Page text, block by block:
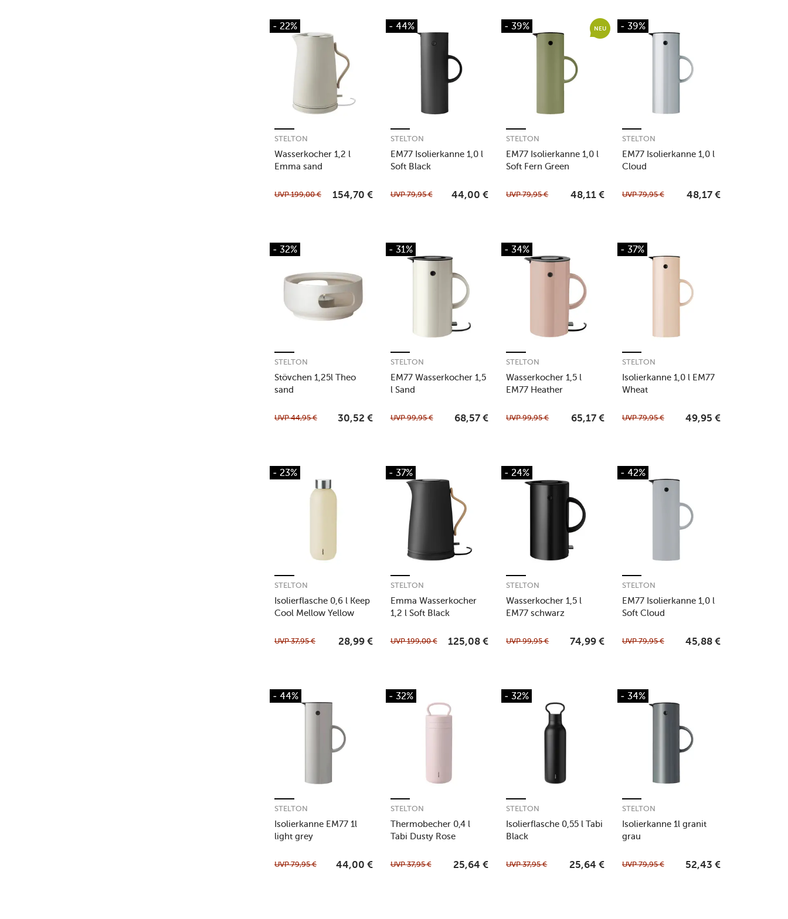
- 22%
Wasserkocher 1,2 l
Emma sand
STELTON
UVP199,00 € 154,70 €
- 44%
EM77 Isolierkanne 1,0 l
Soft Black
STELTON
UVP79,95 € 44,00 €
- 39% NEU
EM77 Isolierkanne 1,0 l
Soft Fern Green
STELTON
UVP79,95 € 48,11 €
- 39%
EM77 Isolierkanne 1,0 l
Cloud
STELTON
UVP79,95 € 48,17 €
- 32%
Stövchen 1,25l Theo
sand
STELTON
UVP44,95 € 30,52 €
- 31%
EM77 Wasserkocher 1,5
l Sand
STELTON
UVP99,95 € 68,57 €
- 34%
Wasserkocher 1,5 l
EM77 Heather
STELTON
UVP99,95 € 65,17 €
- 37%
Isolierkanne 1,0 l EM77
Wheat
STELTON
UVP79,95 € 49,95 €
- 23%
Isolierflasche 0,6 l Keep
Cool Mellow Yellow
STELTON
UVP37,95 € 28,99 €
- 37%
Emma Wasserkocher
1,2 l Soft Black
STELTON
UVP199,00 € 125,08 €
- 24%
Wasserkocher 1,5 l
EM77 schwarz
STELTON
UVP99,95 € 74,99 €
- 42%
EM77 Isolierkanne 1,0 l
Soft Cloud
STELTON
UVP79,95 € 45,88 €
- 44%
Isolierkanne EM77 1l
light grey
STELTON
UVP79,95 € 44,00 €
- 32%
Thermobecher 0,4 l
Tabi Dusty Rose
STELTON
UVP37,95 € 25,64 €
- 32%
Isolierflasche 0,55 l Tabi
Black
STELTON
UVP37,95 € 25,64 €
- 34%
Isolierkanne 1l granit
grau
STELTON
UVP79,95 € 52,43 €